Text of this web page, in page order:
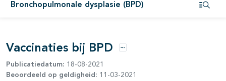
Bronchopulmonale dysplasie (BPD)
Vaccinaties bij BPD Opties
Publicatiedatum: 18-08-2021
Beoordeeld op geldigheid: 11-03-2021